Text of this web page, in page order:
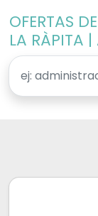
OFERTAS
LA RÀPITA